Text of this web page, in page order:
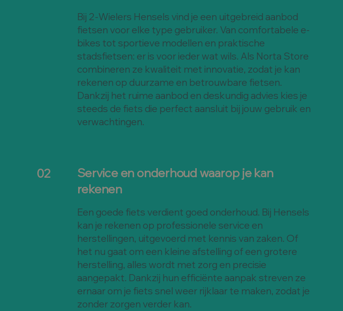
Bij 2-Wielers Hensels vind je een uitgebreid aanbod
fietsen voor elke type gebruiker. Van comfortabele e-
bikes tot sportieve modellen en praktische
stadsfietsen: er is voor ieder wat wils. Als Norta Store
combineren ze kwaliteit met innovatie, zodat je kan
rekenen op duurzame en betrouwbare fietsen.
Dankzij het ruime aanbod en deskundig advies kies je
steeds de fiets die perfect aansluit bij jouw gebruik en
verwachtingen.
02
Service en onderhoud waarop je kan
rekenen
Een goede fiets verdient goed onderhoud. Bij Hensels
kan je rekenen op professionele service en
herstellingen, uitgevoerd met kennis van zaken. Of
het nu gaat om een kleine afstelling of een grotere
herstelling, alles wordt met zorg en precisie
aangepakt. Dankzij hun efficiënte aanpak streven ze
ernaar om je fiets snel weer rijklaar te maken, zodat je
zonder zorgen verder kan.